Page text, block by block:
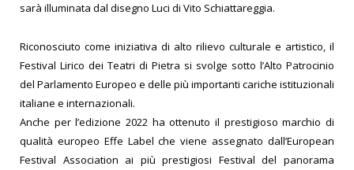
sarà illuminata dal disegno Luci di Vito Schiattareggia.
Riconosciuto come iniziativa di alto rilievo culturale e artistico, il
Festival Lirico dei Teatri di Pietra si svolge sotto l’Alto Patrocinio
del Parlamento Europeo e delle più importanti cariche istituzionali
italiane e internazionali.
Anche per l’edizione 2022 ha ottenuto il prestigioso marchio di
qualità europeo Effe Label che viene assegnato dall’European
Festival Association ai più prestigiosi Festival del panorama